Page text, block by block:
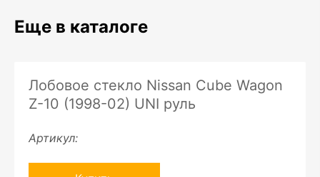
Еще в каталоге
Лобовое стекло Nissan Cube Wagon
Z-10 (1998-02) UNI руль
Артикул: